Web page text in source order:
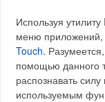
Используя
меню приложений,
Touch.
помощью данного
распознавать
используемым